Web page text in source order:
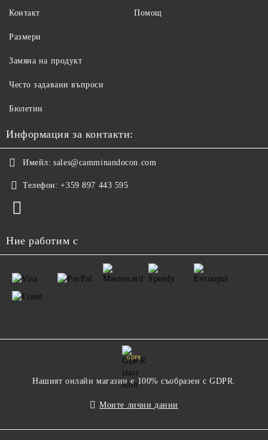
Контакт Помощ
Размери
Замяна на продукт
Често задавани въпроси
Бюлетин
Информация за контакти:
Имейл: sales@camminandocon.com
Телефон: +359 897 443 595
Ние работим с
GDPR
Нашият онлайн магазин е 100% съобразен с GDPR.
Моите лични данни